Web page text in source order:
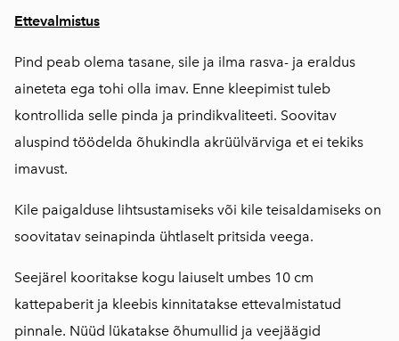
Ettevalmistus
Pind peab olema tasane, sile ja ilma rasva- ja eraldus
aineteta ega tohi olla imav. Enne kleepimist tuleb
kontrollida selle pinda ja prindikvaliteeti. Soovitav
aluspind töödelda õhukindla akrüülvärviga et ei tekiks
imavust.
Kile paigalduse lihtsustamiseks või kile teisaldamiseks on
soovitatav seinapinda ühtlaselt pritsida veega.
Seejärel kooritakse kogu laiuselt umbes 10 cm
kattepaberit ja kleebis kinnitatakse ettevalmistatud
pinnale. Nüüd lükatakse õhumullid ja veejäägid